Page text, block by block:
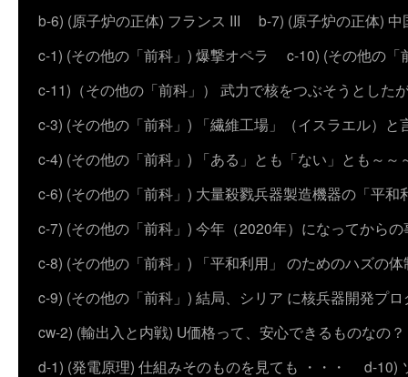
b-6) (原子炉の正体) フランス III
b-7) (原子炉の正体) 中
c-1) (その他の「前科」) 爆撃オペラ
c-10) (その他の「
c-11)（その他の「前科」） 武力で核をつぶそうとした
c-3) (その他の「前科」) 「繊維工場」（イスラエル）と
c-4) (その他の「前科」) 「ある」とも「ない」とも～～
c-6) (その他の「前科」) 大量殺戮兵器製造機器の「平
c-7) (その他の「前科」) 今年（2020年）になってからの
c-8) (その他の「前科」) 「平和利用」 のためのハズの
c-9) (その他の「前科」) 結局、シリア に核兵器開発プ
cw-2) (輸出入と内戦) U価格って、安心できるものなの？
d-1) (発電原理) 仕組みそのものを見ても ・・・
d-10)